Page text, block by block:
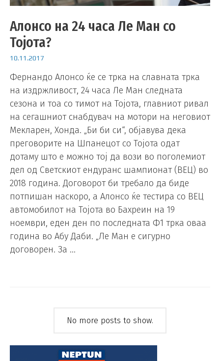
Алонсо на 24 часа Ле Ман со
Тојота?
10.11.2017
Фернандо Алонсо ќе се трка на славната трка
на издржливост, 24 часа Ле Ман следната
сезона и тоа со тимот на Тојота, главниот ривал
на сегашниот снабдувач на мотори на неговиот
Мекларен, Хонда. „Би би си“, објавува дека
преговорите на Шпанецот со Тојота одат
дотаму што е можно тој да вози во поголемиот
дел од Светскиот ендуранс шампионат (ВЕЦ) во
2018 година. Договорот би требало да биде
потпишан наскоро, а Алонсо ќе тестира со ВЕЦ
автомобилот на Тојота во Бахреин на 19
ноември, еден ден по последната Ф1 трка оваа
година во Абу Даби. „Ле Ман е сигурно
договорен. За …
No more posts to show.